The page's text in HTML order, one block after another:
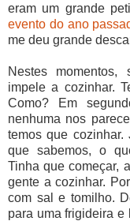
eram um grande
evento do ano
me deu grande
Nestes
impele a cozinhar.
Como? Em
nenhuma nos
temos que cozinhar.
que sabemos, o
Tinha que começar,
gente a cozinhar.
com sal e tomilho.
para uma frigideira